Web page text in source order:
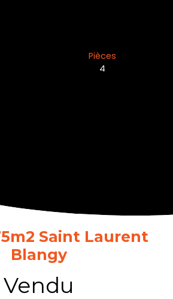
Pièces
4
Saint Laurent
Blangy
Vendu